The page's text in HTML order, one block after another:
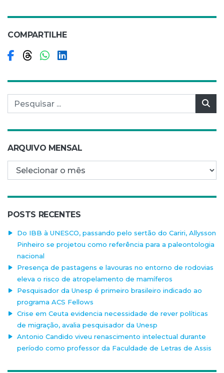
COMPARTILHE
Compartilhar no Facebook
Compartilhar no Threads
Compartilhar no WhatsApp
Compartilhar no LinkedIn
Pesquisar por:
ARQUIVO MENSAL
Arquivo mensal
POSTS RECENTES
Do IBB à UNESCO, passando pelo sertão do Cariri, Allysson
Pinheiro se projetou como referência para a paleontologia
nacional
Presença de pastagens e lavouras no entorno de rodovias
eleva o risco de atropelamento de mamíferos
Pesquisador da Unesp é primeiro brasileiro indicado ao
programa ACS Fellows
Crise em Ceuta evidencia necessidade de rever políticas
de migração, avalia pesquisador da Unesp
Antonio Candido viveu renascimento intelectual durante
período como professor da Faculdade de Letras de Assis